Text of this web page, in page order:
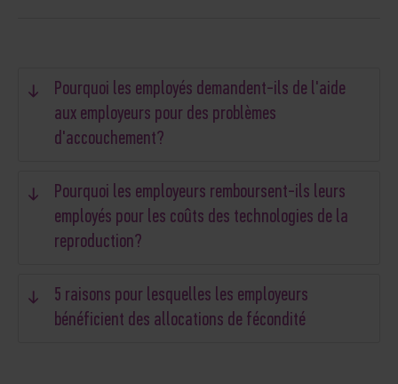
Pourquoi les employés demandent-ils de l'aide
aux employeurs pour des problèmes
d'accouchement?
Pourquoi les employeurs remboursent-ils leurs
employés pour les coûts des technologies de la
reproduction?
5 raisons pour lesquelles les employeurs
bénéficient des allocations de fécondité